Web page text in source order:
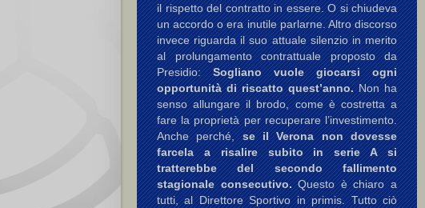
il rispetto del contratto in essere. O si chiudeva
un accordo o era inutile parlarne. Altro discorso
invece riguarda il suo attuale silenzio in merito
al prolungamento contrattuale proposto da
Presidio:Sogliano vuole giocarsi ogni
opportunità di riscatto quest’anno.Non ha
senso allungare il brodo, come è costretta a
fare la proprietà per recuperare l’investimento.
Anche perché,se il Verona non dovesse
farcela a risalire subito in serie A si
tratterebbe del secondo fallimento
stagionale consecutivo.Questo è chiaro a
tutti, al Direttore Sportivo in primis. Tutto ciò